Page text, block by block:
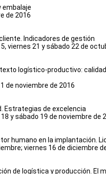
embalaje
de 2016
Indicadores de gestión
viernes 21 y sábado 22 de
logístico-productivo:
de noviembre de 2016
Estrategias de excelencia
y sábado 19 de noviembre de
humano en la implantación.
viernes 16 de diciembre
de logística y producción. El